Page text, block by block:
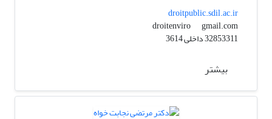
droitpublic.sdil.ac.ir
droitenviro
gmail.com
بیشتر